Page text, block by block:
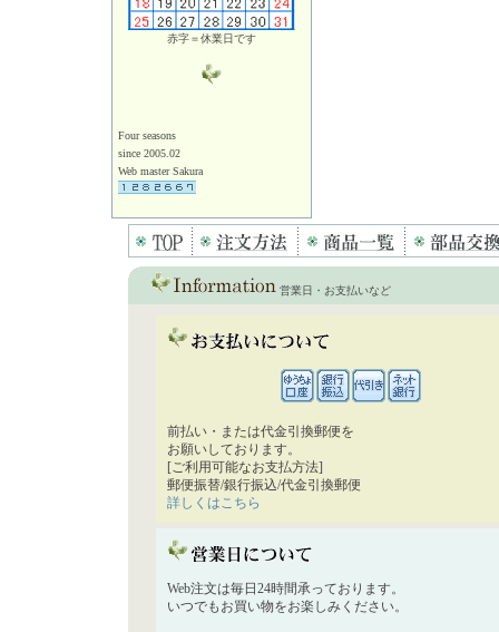
赤字＝休業日です
Four seasons
since 2005.02
Web master Sakura
営業日・お支払いなど
前払い・または代金引換郵便を
お願いしております。
[ご利用可能なお支払方法]
郵便振替/銀行振込/代金引換郵便
詳しくはこちら
Web注文は毎日24時間承っております。
いつでもお買い物をお楽しみください。